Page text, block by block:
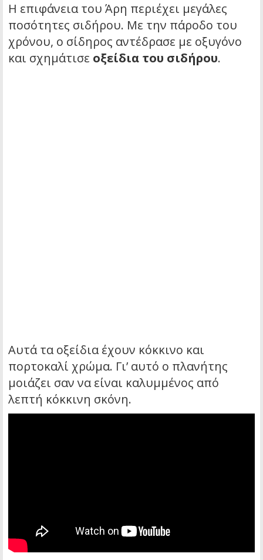
Η επιφάνεια του Άρη περιέχει μεγάλες
ποσότητες σιδήρου. Με την πάροδο του
χρόνου, ο σίδηρος αντέδρασε με οξυγόνο
και σχημάτισε οξείδια του σιδήρου.
Αυτά τα οξείδια έχουν κόκκινο και
πορτοκαλί χρώμα. Γι’ αυτό ο πλανήτης
μοιάζει σαν να είναι καλυμμένος από
λεπτή κόκκινη σκόνη.